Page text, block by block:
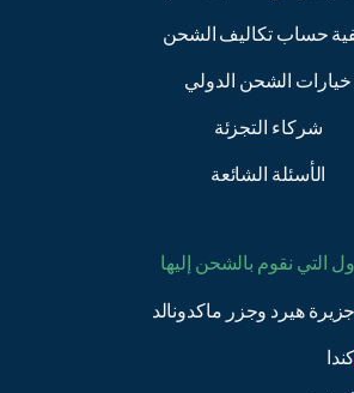
حساب تكاليف الشحن
خيارات الشحن الدولي
شركاء التجزئة
الأسئلة الشائعة
التي نقوم بالشحن إليها
هيرد وجزر ماكدونالد
كندا